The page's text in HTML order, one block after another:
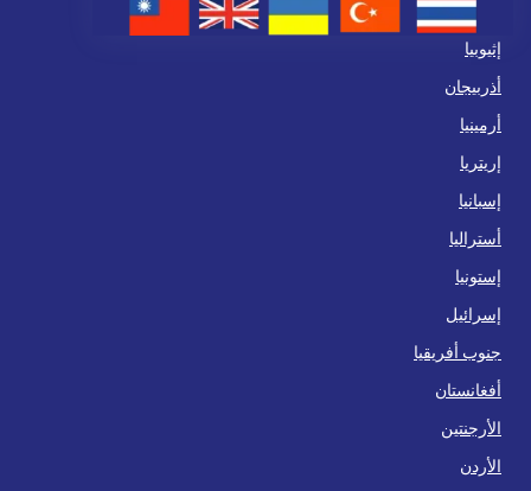
إثيوبيا
أذربيجان
أرمينيا
إريتريا
إسبانيا
أستراليا
إستونيا
إسرائيل
جنوب أفريقيا
أفغانستان
الأرجنتين
الأردن